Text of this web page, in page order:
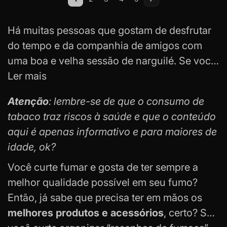
Há muitas pessoas que gostam de desfrutar
do tempo e da companhia de amigos com
uma boa e velha sessão de narguilé. Se você
é uma dessas pessoas, já deve saber que,
essência de qualidade pode fazer toda
diferença na sua sessão.
Pensando nisso, a Tabacaria da Mata
preparou o conteúdo de hoje com as
principais dúvidas e informaçõesque você
precisa saber sobre as essências de narguilé.
Quais são as melhores essências? Como
escolher uma essência de qualidade? E
Ler mais
Atenção: lembre-se de que o consumo de
tabaco traz riscos à saúde e que o conteúdo
aqui é apenas informativo e para maiores de
idade, ok?
Você curte fumar e gosta de ter sempre a
melhor qualidade possível em seu fumo?
Então, já sabe que precisa ter em mãos os
melhores produtos e acessórios, certo? Se